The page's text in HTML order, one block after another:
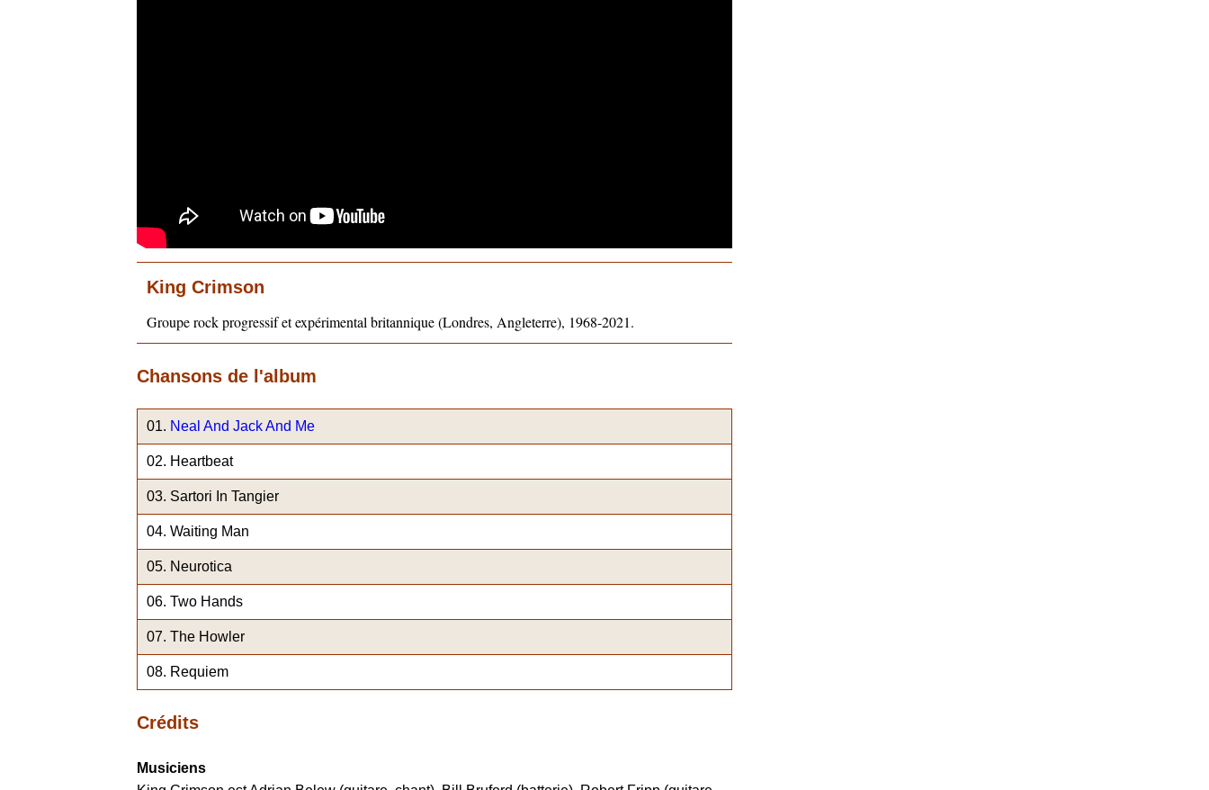
King Crimson
Groupe rock progressif et expérimental britannique (Londres, Angleterre), 1968-2021.
Chansons de l'album
Neal And Jack And Me
Heartbeat
Sartori In Tangier
Waiting Man
Neurotica
Two Hands
The Howler
Requiem
Crédits
Musiciens